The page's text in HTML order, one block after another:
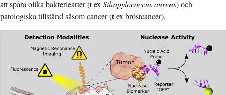
att spåra olika bakteriearter (t ex Sthapylococcus aureus) och
patologiska tillstånd såsom cancer (t ex bröstcancer).